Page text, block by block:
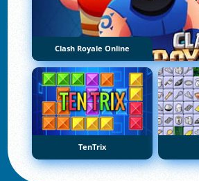
Clash Royale Online
TenTrix